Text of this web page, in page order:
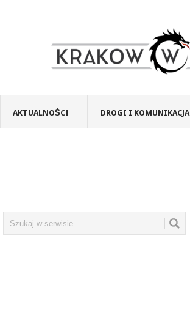
AKTUALNOŚCI DROGI I KOMUNIKACJA